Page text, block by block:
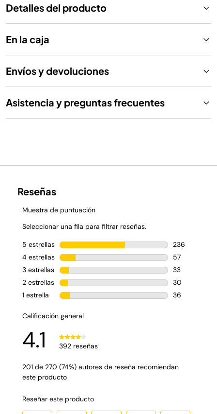
Detalles del producto
En la caja
Envíos y devoluciones
Asistencia y preguntas frecuentes